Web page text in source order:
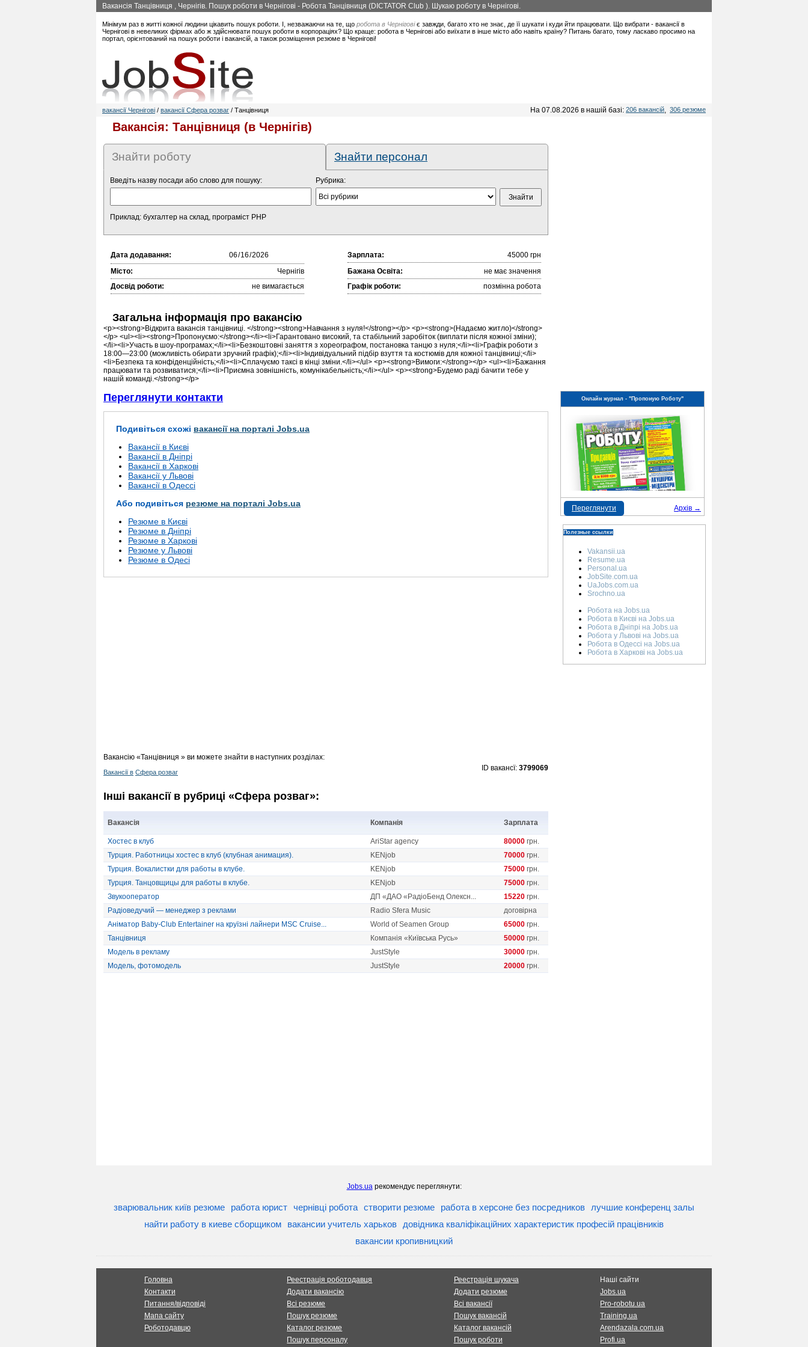
Вакансія Танцівниця , Чернігів. Пошук роботи в Чернігові - Робота Танцівниця (DICTATOR Club ). Шукаю роботу в Чернігові.
Мінімум раз в житті кожної людини цікавить пошук роботи. І, незважаючи на те, що робота в Черніговіє завжди, багато хто не знає, де її шукати і куди йти працювати. Що вибрати - вакансії в
Чернігові в невеликих фірмах або ж здійснювати пошук роботи в корпораціях? Що краще: робота в Чернігові або виїхати в інше місто або навіть країну? Питань багато, тому ласкаво просимо на
портал, орієнтований на пошук роботи і вакансій, а також розміщення резюме в Чернігові!
вакансії Чернігові / вакансії Сфера розваг / Танцівниця На 07.08.2026 в нашій базі: 206 вакансій, 306 резюме
Вакансія: Танцівниця (в Чернігів)
Знайти роботу Знайти персонал
Введіть назву посади або слово для пошуку:
Приклад: бухгалтер на склад, програміст PHP
Рубрика:
Дата додавання: Зарплата:
45000 грн
Місто:
Чернігів Бажана Освіта:
не має значення
Досвід роботи:
не вимагається Графік роботи: позмінна робота
Загальна інформація про вакансію
<p><strong>Відкрита вакансія танцівниці. </strong><strong>Навчання з нуля!</strong></p> <p><strong>(Надаємо житло)</strong>
</p> <ul><li><strong>Пропонуємо:</strong></li><li>Гарантовано високий, та стабільний заробіток (виплати після кожної зміни);
</li><li>Участь в шоу-програмах;</li><li>Безкоштовні заняття з хореографом, постановка танцю з нуля;</li><li>Графік роботи з
18:00—23:00 (можливість обирати зручний графік);</li><li>Індивідуальний підбір взуття та костюмів для кожної танцівниці;</li>
<li>Безпека та конфіденційність;</li><li>Сплачуємо таксі в кінці зміни.</li></ul> <p><strong>Вимоги:</strong></p> <ul><li>Бажання
працювати та розвиватися;</li><li>Приємна зовнішність, комунікабельність;</li></ul> <p><strong>Будемо раді бачити тебе у
нашій команді.</strong></p>
Переглянути контакти
Подивіться схожі вакансії на порталі Jobs.ua
Вакансії в Києві
Вакансії в Дніпрі
Вакансії в Харкові
Вакансії у Львові
Вакансії в Одессі
Або подивіться резюме на порталі Jobs.ua
Резюме в Києві
Резюме в Дніпрі
Резюме в Харкові
Резюме у Львові
Резюме в Одесі
Вакансію «Танцівниця » ви можете знайти в наступних розділах:
Вакансії в Сфера розваг ID вакансї: 3799069
Інші вакансії в рубриці «Сфера розваг»:
Вакансія Компанія Зарплата
Хостес в клуб AriStar agency 80000 грн.
Турция. Работницы хостес в клуб (клубная анимация).
KENjob 70000 грн.
Турция. Вокалистки для работы в клубе.
KENjob 75000 грн.
Турция. Танцовщицы для работы в клубе.
KENjob 75000 грн.
Звукооператор
ДП «ДАО «РадіоБенд Олексн... 15220 грн.
Радіоведучий — менеджер з реклами
Radio Sfera Music
договірна
Аніматор Baby-Club Entertainer на круїзні лайнери MSC Cruise...
World of Seamen Group 65000 грн.
Танцівниця
Компанія «Київська Русь» 50000 грн.
Модель в рекламу
JustStyle 30000 грн.
Модель, фотомодель
JustStyle 20000 грн.
Онлайн журнал - "Пропоную Роботу"
Архів →
Переглянути
Полезные ссылки
Vakansii.ua
Resume.ua
Personal.ua
JobSite.com.ua
UaJobs.com.ua
Srochno.ua
Робота на Jobs.ua
Робота в Києві на Jobs.ua
Робота в Дніпрі на Jobs.ua
Робота у Львові на Jobs.ua
Робота в Одессі на Jobs.ua
Робота в Харкові на Jobs.ua
Jobs.uaрекомендує переглянути:
зварювальник київ резюме работа юрист чернівці робота створити резюме работа в херсоне без посредников
лучшие конференц залы
найти работу в киеве сборщиком
вакансии учитель харьков
довідника кваліфікаційних характеристик професій працівників
вакансии кропивницкий
Головна
Контакти
Питання/відповіді
Мапа сайту
Роботодавцю
Реестрація роботодавця
Додати вакансію
Всі резюме
Пошук резюме
Каталог резюме
Пошук персоналу
Реестрація шукача
Додати резюме
Всі вакансії
Пошук вакансій
Каталог вакансій
Пошук роботи
Наші сайти
Jobs.ua
Pro-robotu.ua
Training.ua
Arendazala.com.ua
Profi.ua